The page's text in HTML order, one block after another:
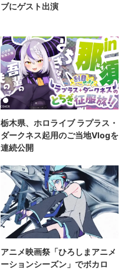
ブにゲスト出演
栃木県、ホロライブ ラプラス・
ダークネス起用のご当地Vlogを
連続公開
アニメ映画祭「ひろしまアニメ
ーションシーズン」でボカロ